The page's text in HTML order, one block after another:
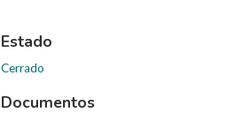
Estado
Cerrado
Documentos